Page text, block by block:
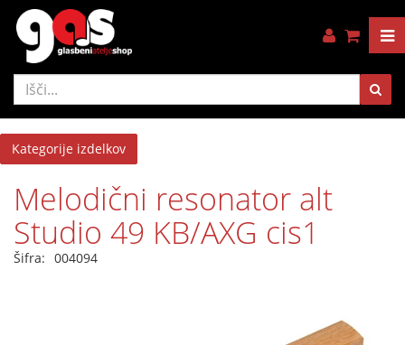
Kategorije izdelkov
Melodični resonator alt
Studio 49 KB/AXG cis1
Šifra: 004094